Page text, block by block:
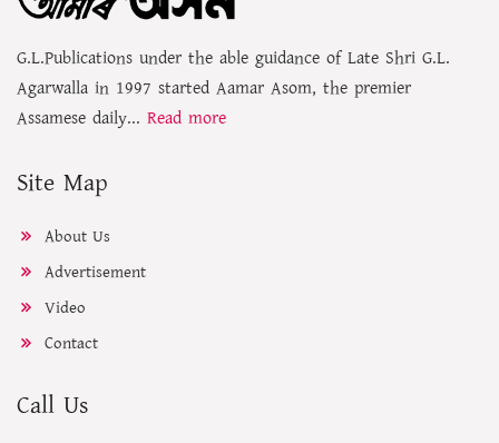
G.L.Publications under the able guidance of Late Shri G.L.
Agarwalla in 1997 started Aamar Asom, the premier
Assamese daily... Read more
Site Map
About Us
Advertisement
Video
Contact
Call Us